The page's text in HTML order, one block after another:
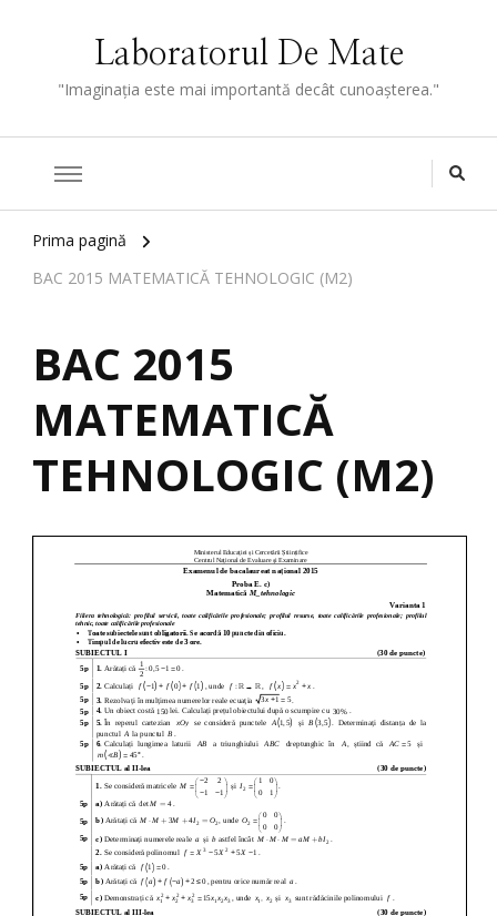
Laboratorul De Mate
"Imaginaţia este mai importantă decât cunoaşterea."
Prima pagină
BAC 2015 MATEMATICĂ TEHNOLOGIC (M2)
BAC 2015
MATEMATICĂ
TEHNOLOGIC (M2)